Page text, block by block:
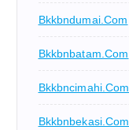
Bkkbndumai.com
Bkkbnbatam.com
Bkkbncimahi.com
Bkkbnbekasi.com